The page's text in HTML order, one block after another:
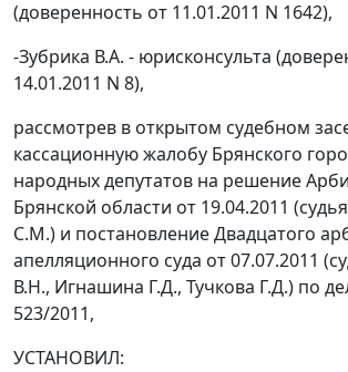
(доверенность от 11.01.2011 N 1642),
-Зубрика В.А. - юрисконсульта
14.01.2011 N 8),
рассмотрев в открытом судебном
кассационную жалобу Брянского
народных депутатов на решение
Брянской области от 19.04.2011
С.М.) и постановлениеДвадцатого
апелляционного суда от 07.07.2011
В.Н., Игнашина Г.Д., Тучкова Г.Д.) по
523/2011,
УСТАНОВИЛ: